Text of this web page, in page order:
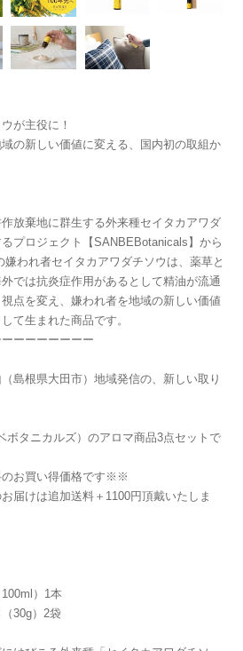
が主役に！
の新しい価値に変える、国内初の取組か
放棄地に群生する外来種セイタカアワダ
プロジェクト【SANBEBotanicals】から
われ者セイタカアワダチソウは、薬草と
では抗炎症作用があるとして精油が流通
点を変え、嫌われ者を地域の新しい価値
て生まれた商品です。
ーーーーーーー
島根県大田市）地域発信の、新しい取り
ボタニカルズ）のアロマ商品3点セットで
お買い得価格です※※
届けは追加送料＋1100円頂戴いたしま
）1本
30g）2袋